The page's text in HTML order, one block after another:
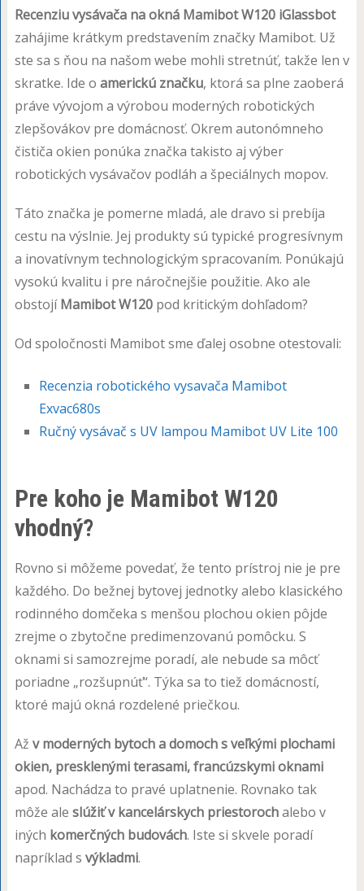
Recenziu vysávača na okná Mamibot W120 iGlassbot
zahájime krátkym predstavením značky Mamibot. Už
ste sa s ňou na našom webe mohli stretnúť, takže len v
skratke. Ide o americkú značku, ktorá sa plne zaoberá
práve vývojom a výrobou moderných robotických
zlepšovákov pre domácnosť. Okrem autonómneho
čističa okien ponúka značka takisto aj výber
robotických vysávačov podláh a špeciálnych mopov.
Táto značka je pomerne mladá, ale dravo si prebíja
cestu na výslnie. Jej produkty sú typické progresívnym
a inovatívnym technologickým spracovaním. Ponúkajú
vysokú kvalitu i pre náročnejšie použitie. Ako ale
obstojíMamibot W120pod kritickým dohľadom?
Od spoločnosti Mamibot sme ďalej osobne otestovali:
Recenzia robotického vysavača Mamibot
Exvac680s
Ručný vysávač s UV lampou Mamibot UV Lite 100
Pre koho je Mamibot W120
vhodný?
Rovno si môžeme povedať, že tento prístroj nie je pre
každého. Do bežnej bytovej jednotky alebo klasického
rodinného domčeka s menšou plochou okien pôjde
zrejme o zbytočne predimenzovanú pomôcku. S
oknami si samozrejme poradí, ale nebude sa môcť
poriadne „rozšupnúť“. Týka sa to tiež domácností,
ktoré majú okná rozdelené priečkou.
Až v moderných bytoch a domoch s veľkými plochami
okien, presklenými terasami, francúzskymi oknami
apod. Nachádza to pravé uplatnenie. Rovnako tak
môže ale slúžiť v kancelárskych priestorochalebo v
iných komerčných budovách. Iste si skvele poradí
napríklad s výkladmi.